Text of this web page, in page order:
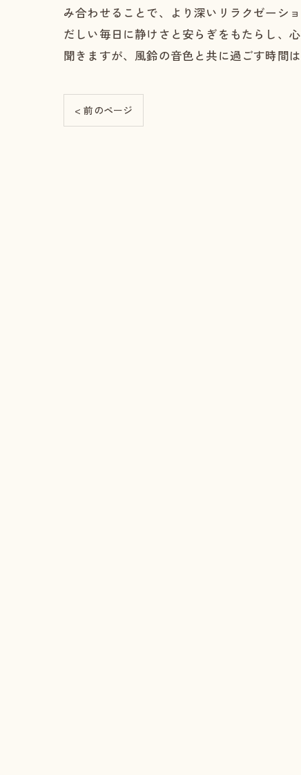
み合わせることで、より深いリラクゼーシ
だしい毎日に静けさと安らぎをもたらし、
聞きますが、風鈴の音色と共に過ごす時間
< 前のページ